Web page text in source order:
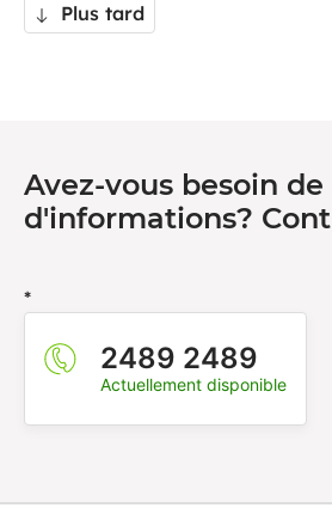
Plus tard
Avez-vous besoin de
d'informations?
*
2489 2489
Actuellement disponible